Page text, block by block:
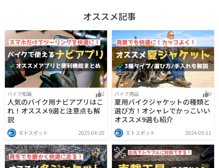
オススメ記事
バイク知識 2
人気のバイク用ナビアプリはこ
れ！オススメ9選と注意点も解
説
モトスポット 2025-04-20
バイク用品 0
夏用バイクジャケットの種類と
選び方！オシャレでかっこいい
オススメ9選も紹介
モトスポット 2024-05-11